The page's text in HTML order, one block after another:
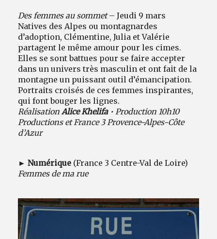
Des femmes au sommet– Jeudi 9 mars
Natives des Alpes ou montagnardes
d’adoption, Clémentine, Julia et Valérie
partagent le même amour pour les cimes.
Elles se sont battues pour se faire accepter
dans un univers très masculin et ont fait de la
montagne un puissant outil d’émancipation.
Portraits croisés de ces femmes inspirantes,
qui font bouger les lignes.
RéalisationAlice Khelifa• Production 10h10
Productions et France 3 Provence-Alpes-Côte
d’Azur
►Numérique (France 3 Centre-Val de Loire)
Femmes de ma rue